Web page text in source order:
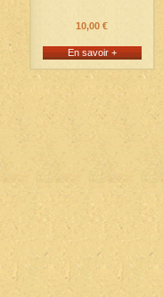
10,00 €
En savoir +